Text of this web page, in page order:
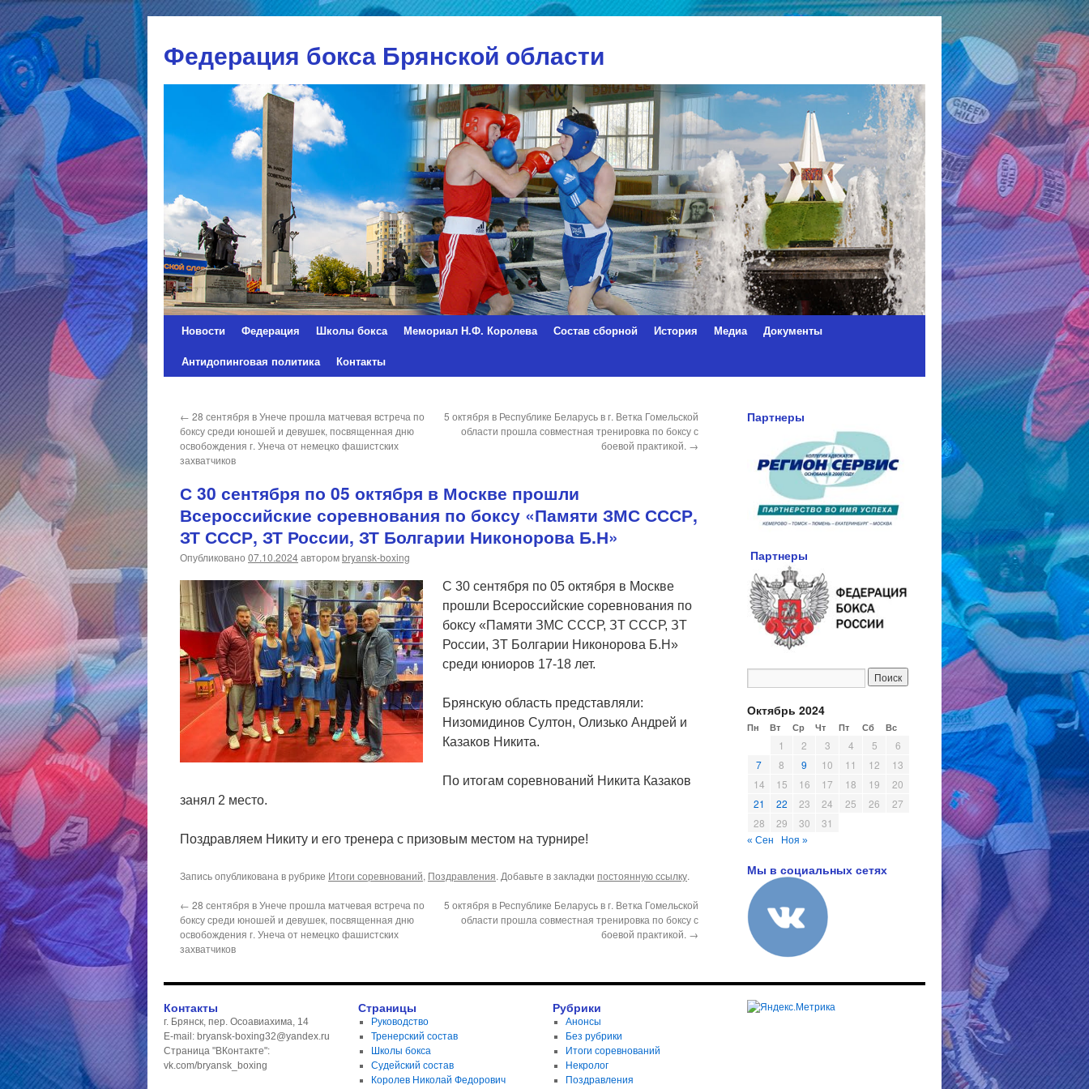
Федерация бокса Брянской области
Перейти
Новости Федерация Школы бокса Мемориал Н.Ф. Королева Состав сборной История Медиа
Документы
Антидопинговая политика
Контакты
← 28 сентября в Унече прошла матчевая встреча по
боксу среди юношей и девушек, посвященная дню
освобождения г. Унеча от немецко фашистских
захватчиков
5 октября в Республике Беларусь в г. Ветка Гомельской
области прошла совместная тренировка по боксу с
боевой практикой. →
С 30 сентября по 05 октября в Москве прошли
Всероссийские соревнования по боксу «Памяти ЗМС СССР,
ЗТ СССР, ЗТ России, ЗТ Болгарии Никонорова Б.Н»
Опубликовано 07.10.2024авторомbryansk-boxing
С 30 сентября по 05 октября в Москве
прошли Всероссийские соревнования по
боксу «Памяти ЗМС СССР, ЗТ СССР, ЗТ
России, ЗТ Болгарии Никонорова Б.Н»
среди юниоров 17-18 лет.
Брянскую область представляли:
Низомидинов Султон, Олизько Андрей и
Казаков Никита.
По итогам соревнований Никита Казаков
занял 2 место.
Поздравляем Никиту и его тренера с призовым местом на турнире!
Запись опубликована в рубрике Итоги соревнований, Поздравления. Добавьте в закладки постоянную ссылку.
← 28 сентября в Унече прошла матчевая встреча по
боксу среди юношей и девушек, посвященная дню
освобождения г. Унеча от немецко фашистских
захватчиков
5 октября в Республике Беларусь в г. Ветка Гомельской
области прошла совместная тренировка по боксу с
боевой практикой. →
Партнеры
Партнеры
Октябрь 2024
Пн Вт Ср Чт Пт Сб Вс
1 2 3 4 5
6
7
8 9 10 11 12
13
14
15 16 17 18 19
20
21
22 23 24 25 26
27
28
29 30 31
« Сен Ноя »
Мы в социальных сетях
Контакты
г. Брянск, пер. Осоавиахима, 14
E-mail: bryansk-boxing32@yandex.ru
Страница "ВКонтакте":
vk.com/bryansk_boxing
Страницы
Руководство
Тренерский состав
Школы бокса
Судейский состав
Королев Николай Федорович
Рубрики
Анонсы
Без рубрики
Итоги соревнований
Некролог
Поздравления